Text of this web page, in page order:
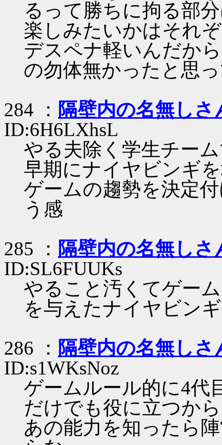
るって勝ちに拘る部
楽しみたいかはそれ
デスペナ軽いんだか
の勿体無かったと思
284 ： 隔壁内の名無しさ
ID:6H6LXhsL
やる夫除く学生チー
早期にナイヤビンギ
ゲームの趨勢を決定
う感
285 ： 隔壁内の名無しさ
ID:SL6FUUKs
やること汚くてゲー
を与えたナイヤビン
286 ： 隔壁内の名無しさ
ID:s1WKsNoz
ゲームルール的に4代
だけでも役に立つか
あの能力を知ったら